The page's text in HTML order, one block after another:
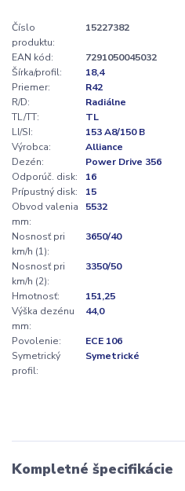
Číslo
produktu:
15227382
EAN kód:
7291050045032
Šírka/profil:
18,4
Priemer:
R42
R/D:
Radiálne
TL/TT:
TL
LI/SI:
153 A8/150 B
Výrobca:
Alliance
Dezén:
Power Drive 356
Odporúč. disk:
16
Prípustný disk:
15
Obvod valenia
mm:
5532
Nosnosť pri
km/h (1):
3650/40
Nosnosť pri
km/h (2):
3350/50
Hmotnosť:
151,25
Výška dezénu
mm:
44,0
Povolenie:
ECE 106
Symetrický
profil:
Symetrické
Kompletné špecifikácie